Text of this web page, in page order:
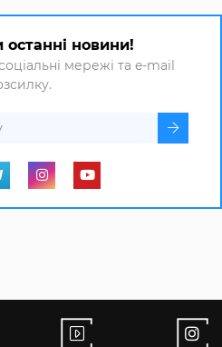
останні новини!
мережі та e-mail